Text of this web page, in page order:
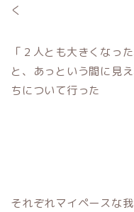
く
「２人とも大きくなっ
と、あっという間に見
ちについて行った
それぞれマイペースな